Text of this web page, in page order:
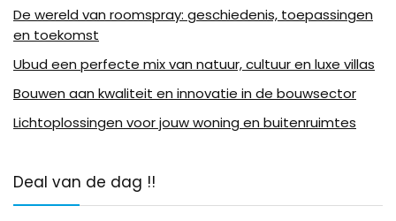
De wereld van roomspray: geschiedenis, toepassingen
en toekomst
Ubud een perfecte mix van natuur, cultuur en luxe villas
Bouwen aan kwaliteit en innovatie in de bouwsector
Lichtoplossingen voor jouw woning en buitenruimtes
Deal van de dag !!